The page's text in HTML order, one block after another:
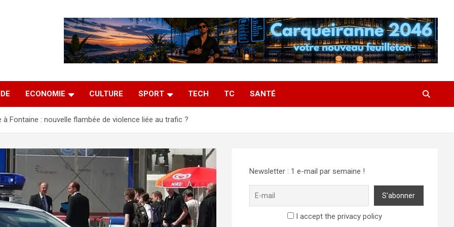
ECONOMIE CULTURE SPORT TECH TC SANTÉ
à Fontaine : nouvelle flambée de violence liée au trafic ?
Newsletter : 1 e-mail par semaine !
I accept the privacy policy